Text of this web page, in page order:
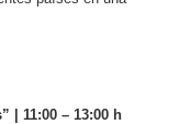
| 11:00 – 13:00 h